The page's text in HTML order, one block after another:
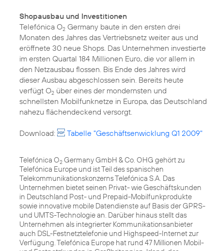
Shopausbau und Investitionen
Telefónica O2 Germany baute in den ersten drei
Monaten des Jahres das Vertriebsnetz weiter aus und
eröffnete 30 neue Shops. Das Unternehmen investierte
im ersten Quartal 184 Millionen Euro, die vor allem in
den Netzausbau flossen. Bis Ende des Jahres wird
dieser Ausbau abgeschlossen sein. Bereits heute
verfügt O2 über eines der mondernsten und
schnellsten Mobilfunknetze in Europa, das Deutschland
nahezu flächendeckend versorgt.
Download: Tabelle "Geschäftsenwicklung Q1 2009"
Telefónica O2 Germany GmbH & Co. OHG gehört zu
Telefónica Europe und ist Teil des spanischen
Telekommunikationskonzerns Telefónica S.A. Das
Unternehmen bietet seinen Privat- wie Geschäftskunden
in Deutschland Post- und Prepaid-Mobilfunkprodukte
sowie innovative mobile Datendienste auf Basis der GPRS-
und UMTS-Technologie an. Darüber hinaus stellt das
Unternehmen als integrierter Kommunikationsanbieter
auch DSL-Festnetztelefonie und Highspeed-Internet zur
Verfügung. Telefónica Europe hat rund 47 Millionen Mobil-